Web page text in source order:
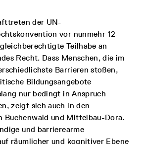
der UN-
vor nunmehr 12
Teilhabe an
Recht. Dass Menschen, die im
Barrieren stoßen,
Bildungsangebote
nur bedingt in Anspruch
zeigt sich auch in den
Buchenwald und Mittelbau-Dora.
und barrierearme
räumlicher und kognitiver Ebene